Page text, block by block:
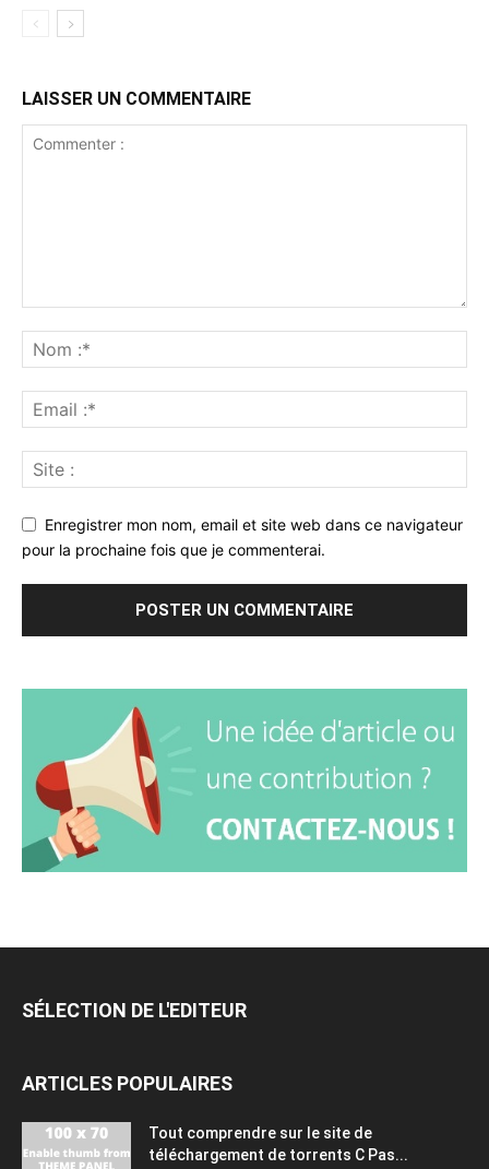
LAISSER UN COMMENTAIRE
Enregistrer mon nom, email et site web dans ce navigateur
pour la prochaine fois que je commenterai.
SÉLECTION DE L'EDITEUR
ARTICLES POPULAIRES
Tout comprendre sur le site de
téléchargement de torrents C Pas...